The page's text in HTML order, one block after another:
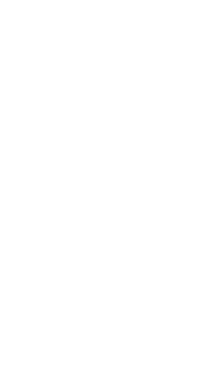
INTUITÍVNEJ
Tento kurz je ideálny pre